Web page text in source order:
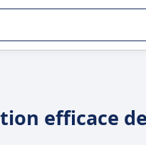
en entreprise.
efficace